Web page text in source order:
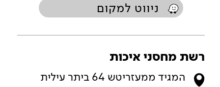
ניווט למקום
רשת מחסני איכות
המגיד ממעזריטש 64 ביתר עילית